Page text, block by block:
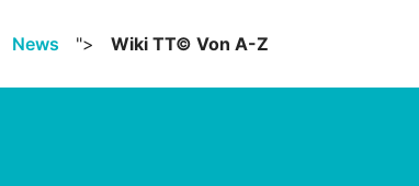
News "> Wiki TT© Von A-Z